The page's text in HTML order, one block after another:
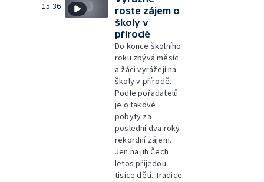
15:36
roste zájem o
školy v
přírodě
Do konce školního
roku zbývá měsíc
a žáci vyrážejí na
školy v přírodě.
Podle pořadatelů
je o takové
pobyty za
poslední dva roky
rekordní zájem.
Jen na jih Čech
letos přijedou
tisíce dětí. Tradice